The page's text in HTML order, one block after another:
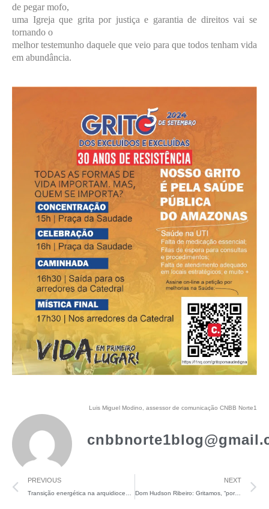
de pegar mofo,
uma Igreja que grita por justiça e garantia de direitos vai se
tornando o
melhor testemunho daquele que veio para que todos tenham vida
em abundância.
Luis Miguel Modino, assessor de comunicação CNBB Norte1
PREVIOUS NEXT
Dom Hudson Ribeiro: Gritamos, “porque somos cristãos que amam e defendem a vida”